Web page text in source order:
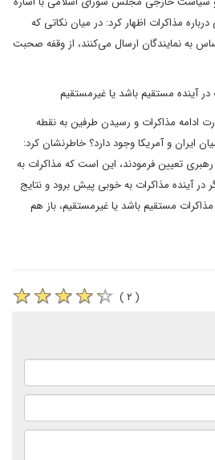
مذاکرات اظهار کرد: در میان نکاتی که
به نمایندگان ارسال می‌کنند، از وقفه صحبت
آینده مستقیم باشد یا غیرمستقیم
ادامه مذاکرات و رسیدن طرفین به نقطه
ایران و آمریکا وجود دارد؟ خاطرنشان کرد:
تعیین فرمودند، این است که مذاکرات به
آینده مذاکرات به خوبی پیش برود و نتایج
مستقیم باشد یا غیرمستقیم، باز هم
( ۲ )